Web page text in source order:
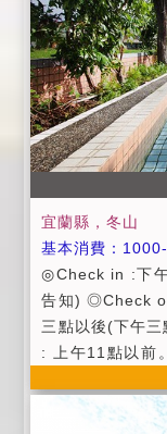
消訂房者，可退
法民宿第1687號
宜蘭縣，冬山
基本消費：
◎Check in :下
告知) ◎Check
三點以後(下午
: 上午11點以前
帶身分證，以
將住宿費一併